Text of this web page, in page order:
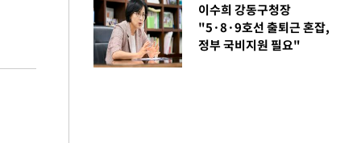
이수희 강동구청장
"5·8·9호선 출퇴근 혼잡,
정부 국비지원 필요"